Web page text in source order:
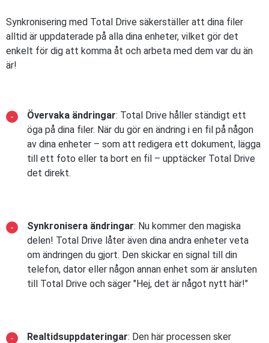
Synkronisering med Total Drive säkerställer att dina filer
alltid är uppdaterade på alla dina enheter, vilket gör det
enkelt för dig att komma åt och arbeta med dem var du än
är!
Övervaka ändringar: Total Drive håller ständigt ett
öga på dina filer. När du gör en ändring i en fil på någon
av dina enheter – som att redigera ett dokument, lägga
till ett foto eller ta bort en fil – upptäcker Total Drive
det direkt.
Synkronisera ändringar: Nu kommer den magiska
delen! Total Drive låter även dina andra enheter veta
om ändringen du gjort. Den skickar en signal till din
telefon, dator eller någon annan enhet som är ansluten
till Total Drive och säger "Hej, det är något nytt här!"
Realtidsuppdateringar: Den här processen sker